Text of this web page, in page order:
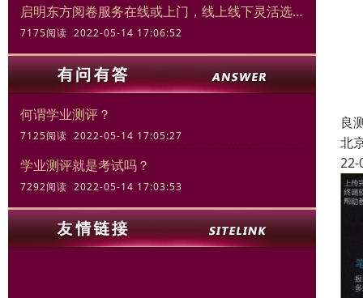
启明东方阅卷服务在线或上门，线上线下灵活选择
7175阅读 2022-05-14 17:06:52
何谓学业测评？
7125阅读 2022-05-14 17:05:27
学业测评就是考试吗？
7292阅读 2022-05-14 17:03:53
良
北
22-